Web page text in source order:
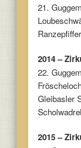
21.
2014 –
22.
Gleibasler
2015 –